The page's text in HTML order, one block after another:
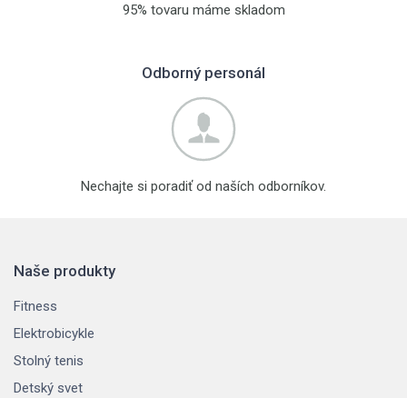
95% tovaru máme skladom
Odborný personál
Nechajte si poradiť od naších odborníkov.
Naše produkty
Fitness
Elektrobicykle
Stolný tenis
Detský svet